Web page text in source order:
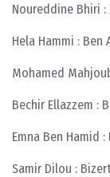
Noureddine Bhiri :
Hela Hammi : Ben
Mohamed
Bechir Ellazzem :
Emna Ben Hamid
Samir Dilou :